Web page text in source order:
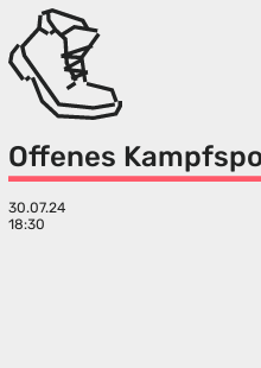
Offenes
30.07.24
18:30